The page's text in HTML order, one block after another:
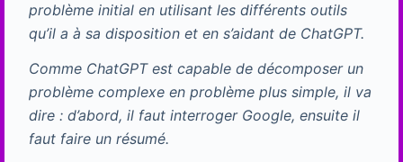
problème initial en utilisant les différents outils
qu’il a à sa disposition et en s’aidant de ChatGPT.
Comme ChatGPT est capable de décomposer un
problème complexe en problème plus simple, il va
dire : d’abord, il faut interroger Google, ensuite il
faut faire un résumé.